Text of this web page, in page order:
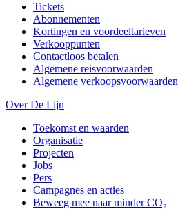
Tickets
Abonnementen
Kortingen en voordeeltarieven
Verkooppunten
Contactloos betalen
Algemene reisvoorwaarden
Algemene verkoopsvoorwaarden
Over De Lijn
Toekomst en waarden
Organisatie
Projecten
Jobs
Pers
Campagnes en acties
Beweeg mee naar minder CO₂